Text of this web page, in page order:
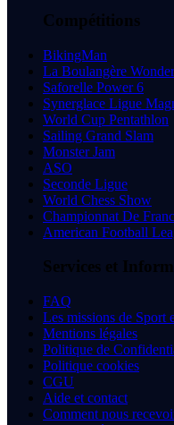
Compétitions
BikingMan
La Boulangère
Saforelle Power 6
Synerglace Ligue
World Cup Pentathlon
Sailing Grand Slam
Monster Jam
ASO
Seconde Ligue
World Chess Show
Championnat De
American Football
Services et
FAQ
Les missions de Sport
Mentions légales
Politique de
Politique cookies
CGU
Aide et contact
Comment nous